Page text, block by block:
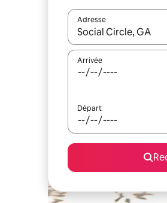
Adresse
Lorsque les résultats
Arrivée
Départ